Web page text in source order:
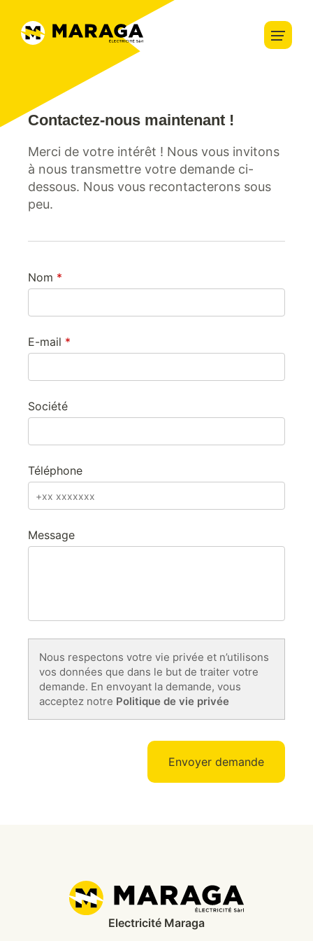
Accueil
À propos Offres d'emploi News
Prestations
Domotique
Sécurité
Éclairage
Panneaux photovoltaïques
Contact
Contactez-nous maintenant !
Merci de votre intérêt ! Nous vous invitons
à nous transmettre votre demande ci-
dessous. Nous vous recontacterons sous
peu.
Nom
E-mail
Société
Téléphone
Message
Nous respectons votre vie privée et n’utilisons
vos données que dans le but de traiter votre
demande. En envoyant la demande, vous
acceptez notre Politique de vie privée
Electricité Maraga